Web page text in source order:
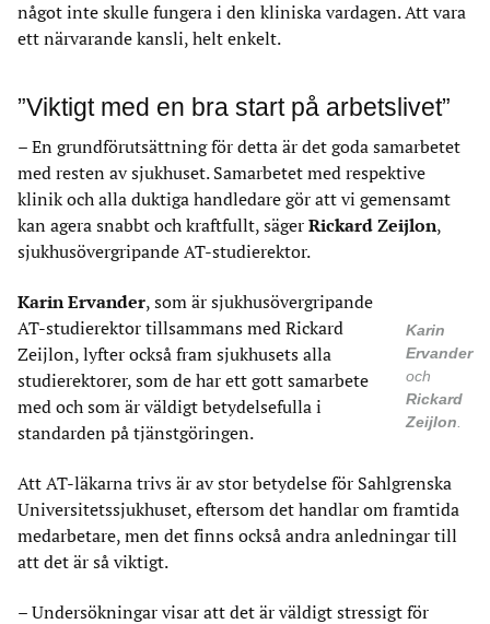
något inte skulle fungera i den kliniska vardagen. Att vara
ett närvarande kansli, helt enkelt.
”Viktigt med en bra start på arbetslivet”
– En grundförutsättning för detta är det goda samarbetet
med resten av sjukhuset. Samarbetet med respektive
klinik och alla duktiga handledare gör att vi gemensamt
kan agera snabbt och kraftfullt, säger Rickard Zeijlon,
sjukhusövergripande AT-studierektor.
Karin
Ervander
och
Rickard
Zeijlon
Karin Ervander, som är sjukhusövergripande
AT-studierektor tillsammans med Rickard
Zeijlon, lyfter också fram sjukhusets alla
studierektorer, som de har ett gott samarbete
med och som är väldigt betydelsefulla i
standarden på tjänstgöringen.
Att AT-läkarna trivs är av stor betydelse för Sahlgrenska
Universitetssjukhuset, eftersom det handlar om framtida
medarbetare, men det finns också andra anledningar till
att det är så viktigt.
– Undersökningar visar att det är väldigt stressigt för